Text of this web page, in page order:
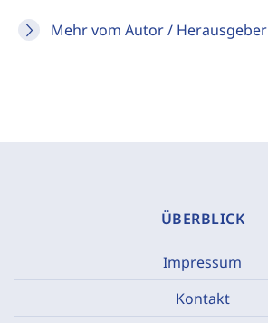
Mehr vom Autor / Herausgeber
ÜBERBLICK
Impressum
Kontakt